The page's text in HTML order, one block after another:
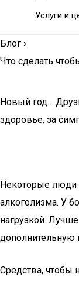
Услуги и
Блог ›
Что сделать
Новый год…
здоровье, за
Некоторые люди
алкоголизма. У
нагрузкой.
дополнительную
Средства, чтобы